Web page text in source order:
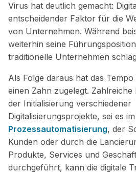
Virus hat deutlich gemacht:
entscheidender Faktor für die
von Unternehmen. Während
weiterhin seine
traditionelle Unternehmen
Als Folge daraus hat das
einen Zahn zugelegt.
der Initialisierung verschiedener
Digitalisierungsprojekte, sei es
Prozessautomatisierung, der
Kunden oder durch die
Produkte, Services und
durchgeführt, kann die digitale